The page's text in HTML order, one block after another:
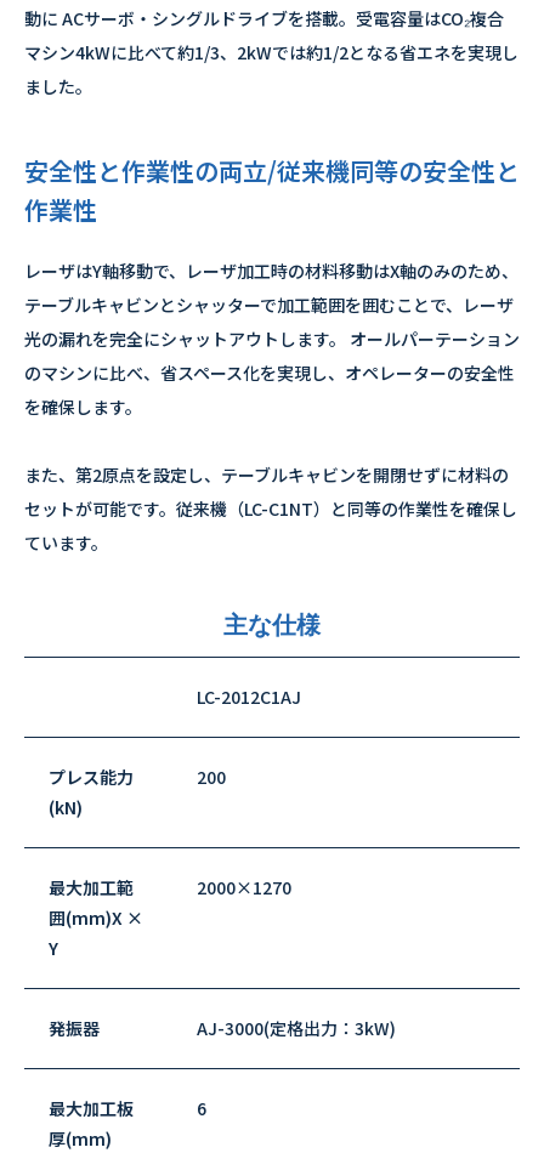
動に ACサーボ・シングルドライブを搭載。受電容量はCO₂複合
マシン4kWに比べて約1/3、2kWでは約1/2となる省エネを実現し
ました。
安全性と作業性の両立/従来機同等の安全性と
作業性
レーザはY軸移動で、レーザ加工時の材料移動はX軸のみのため、
テーブルキャビンとシャッターで加工範囲を囲むことで、レーザ
光の漏れを完全にシャットアウトします。 オールパーテーション
のマシンに比べ、省スペース化を実現し、オペレーターの安全性
を確保します。
また、第2原点を設定し、テーブルキャビンを開閉せずに材料の
セットが可能です。従来機（LC-C1NT）と同等の作業性を確保し
ています。
主な仕様
LC-2012C1AJ
プレス能力
(kN)
200
最大加工範
囲(mm)X ×
Y
2000×1270
発振器 AJ-3000(定格出力：3kW)
最大加工板
厚(mm)
6